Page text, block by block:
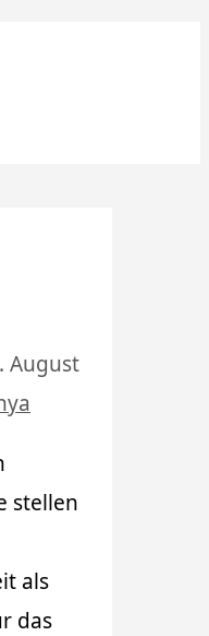
August
stellen
als
das